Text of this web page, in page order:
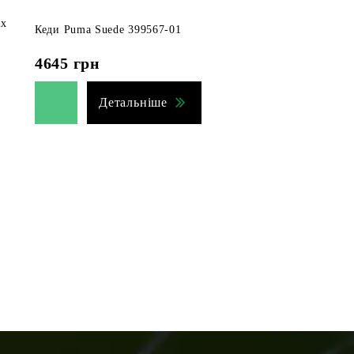
Кеди Puma Suede 399567-01
4645 грн
Детальніше